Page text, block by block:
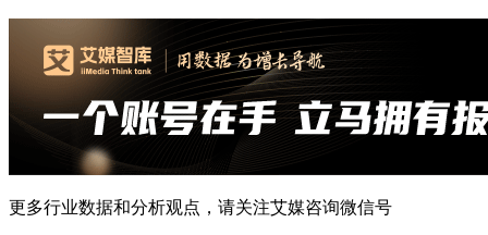
更多行业数据和分析观点，请关注艾媒咨询微信号